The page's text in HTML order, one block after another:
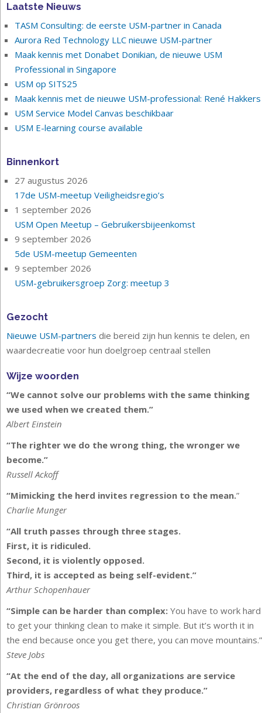
Laatste Nieuws
TASM Consulting: de eerste USM-partner in Canada
Aurora Red Technology LLC nieuwe USM-partner
Maak kennis met Donabet Donikian, de nieuwe USM
Professional in Singapore
USM op SITS25
Maak kennis met de nieuwe USM-professional: René Hakkers
USM Service Model Canvas beschikbaar
USM E-learning course available
Binnenkort
27 augustus 2026
17de USM-meetup Veiligheidsregio’s
1 september 2026
USM Open Meetup – Gebruikersbijeenkomst
9 september 2026
5de USM-meetup Gemeenten
9 september 2026
USM-gebruikersgroep Zorg: meetup 3
Gezocht
Nieuwe USM-partners die bereid zijn hun kennis te delen, en
waardecreatie voor hun doelgroep centraal stellen
Wijze woorden
“We cannot solve our problems with the same thinking
we used when we created them.”
Albert Einstein
“The righter we do the wrong thing, the wronger we
become.”
Russell Ackoff
“Mimicking the herd invites regression to the mean.”
Charlie Munger
“All truth passes through three stages.
First, it is ridiculed.
Second, it is violently opposed.
Third, it is accepted as being self-evident.”
Arthur Schopenhauer
“Simple can be harder than complex: You have to work hard
to get your thinking clean to make it simple. But it’s worth it in
the end because once you get there, you can move mountains.”
Steve Jobs
“At the end of the day, all organizations are service
providers, regardless of what they produce.”
Christian Grönroos